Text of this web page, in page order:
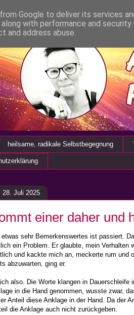
heilsame, radikale Selbstbegegnung
28. Juli 2025
einer daher und
etwas sehr Bemerkenswertes ist passiert.
ein Problem. Er glaubte, mein Verhalten
und kackte mich an, meckerte rum und
abzuwarten, ging er.
also. Die Worte klangen in Dauerschleife
in die Hand genommen, wusste zwar,
Anteil diese Anklage in der Hand. Da der
die Anklage auch nicht zurückgeben.
Google to deliver its services
with performance and
and address abuse.